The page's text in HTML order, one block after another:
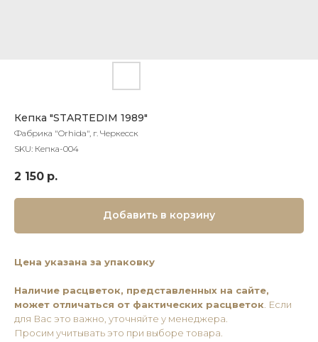
Кепка "STARTEDIM 1989"
Фабрика "Orhida", г. Черкесск
SKU: Кепка-004
2 150 р.
Добавить в корзину
Цена указана за упаковку
Наличие расцветок, представленных на сайте,
может отличаться от фактических расцветок . Если
для Вас это важно, уточняйте у менеджера.
Просим учитывать это при выборе товара.